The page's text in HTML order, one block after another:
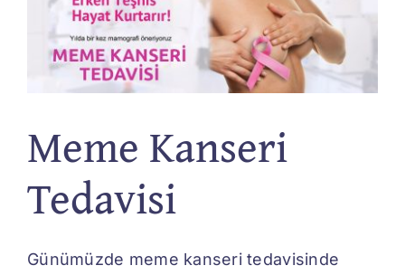
Meme Kanseri
Tedavisi
Günümüzde meme kanseri tedavisinde